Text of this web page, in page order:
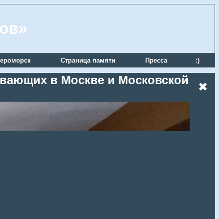
Страница памяти Пресса :)
в Москве и Московской
✖